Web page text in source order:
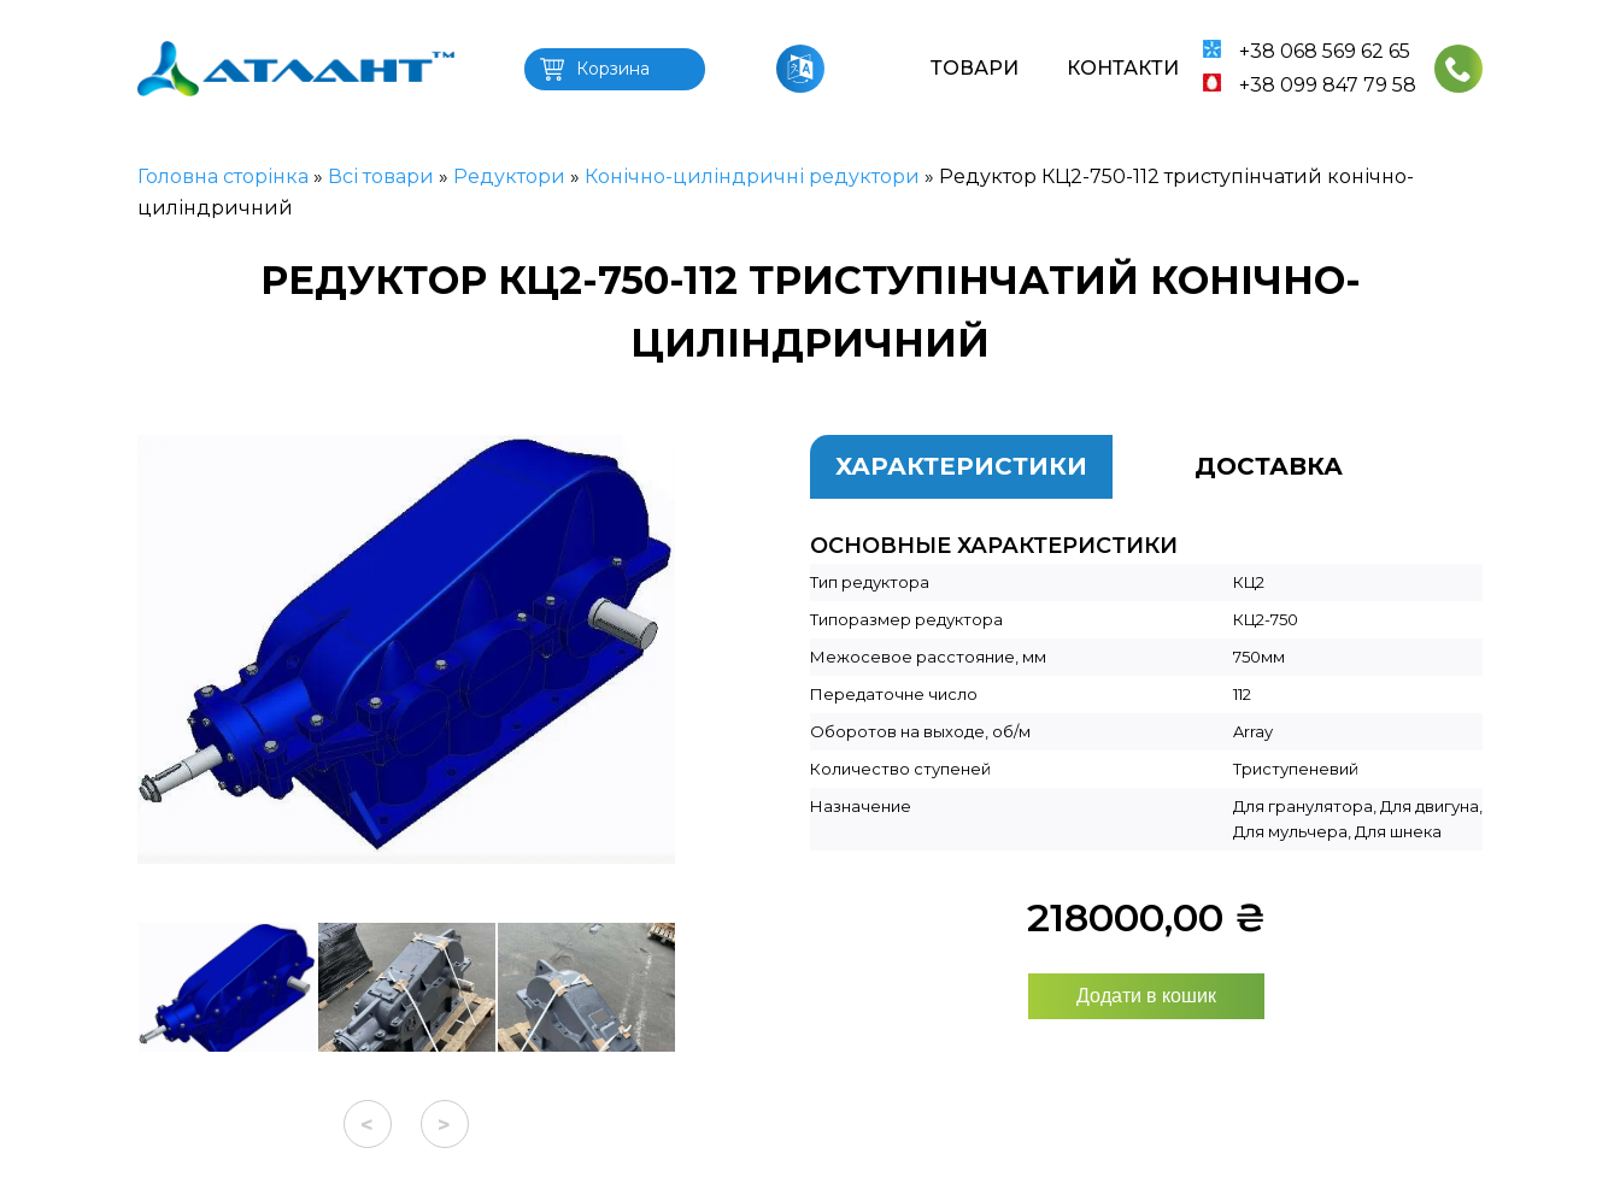
Корзина ТОВАРИ КОНТАКТИ
+38 068 569 62 65
+38 099 847 79 58
Головна сторінка » Всі товари » Редуктори » Конічно-циліндричні редуктори » Редуктор КЦ2-750-112 триступінчатий конічно-
циліндричний
РЕДУКТОР КЦ2-750-112 ТРИСТУПІНЧАТИЙ КОНІЧНО-
ЦИЛІНДРИЧНИЙ
< >
ХАРАКТЕРИСТИКИ ДОСТАВКА
ОСНОВНЫЕ ХАРАКТЕРИСТИКИ
Тип редуктора
КЦ2
Типоразмер редуктора
КЦ2-750
Межосевое расстояние, мм
750мм
Передаточне число
112
Оборотов на выходе, об/м
Array
Количество ступеней
Триступеневий
Назначение
Для гранулятора, Для двигуна,
Для мульчера, Для шнека
218000,00 ₴
Додати в кошик